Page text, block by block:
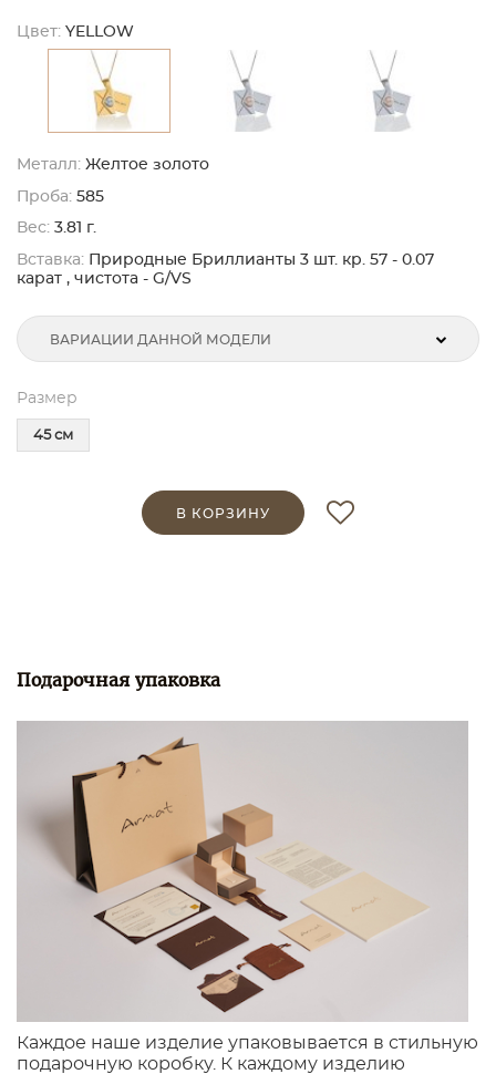
Цвет: YELLOW
Металл: Желтое золото
Проба: 585
Вес: 3.81 г.
Вставка: Природные Бриллианты 3 шт. кр. 57 - 0.07
карат , чистота - G/VS
ВАРИАЦИИ ДАННОЙ МОДЕЛИ
Размер
45 см
В КОРЗИНУ
Подарочная упаковка
Каждое наше изделие упаковывается в стильную
подарочную коробку. К каждому изделию